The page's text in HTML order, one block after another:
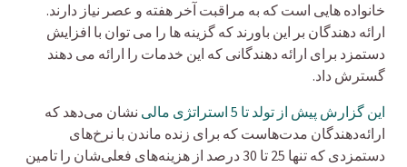
خانواده هایی است که به مراقبت آخر هفته و عصر نیاز دارند.
ارائه دهندگان بر این باورند که گزینه ها را می توان با افزایش
دستمزد برای ارائه دهندگانی که این خدمات را ارائه می دهند
گسترش داد.
این گزارش پیش از تولد تا 5 استراتژی مالی
نشان می‌دهد که
ارائه‌دهندگان مدت‌هاست که برای زنده ماندن با نرخ‌های
دستمزدی که تنها 25 تا 30 درصد از هزینه‌های فعلی‌شان را تامین